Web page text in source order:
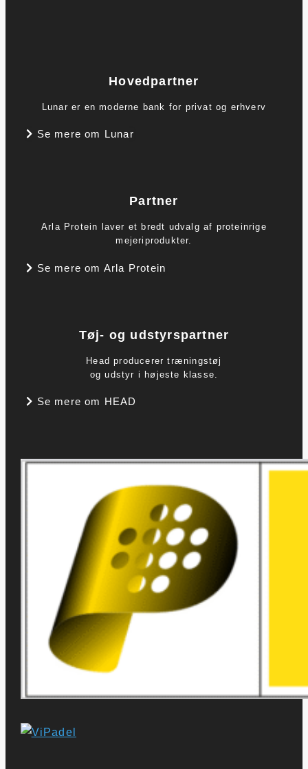
Hovedpartner
Lunar er en moderne bank for privat og erhverv
Se mere om Lunar
Partner
Arla Protein laver et bredt udvalg af proteinrige
mejeriprodukter.
Se mere om Arla Protein
Tøj- og udstyrspartner
Head producerer træningstøj
og udstyr i højeste klasse.
Se mere om HEAD